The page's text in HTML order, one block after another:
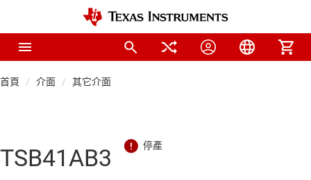
首頁 介面 其它介面
TSB41AB3